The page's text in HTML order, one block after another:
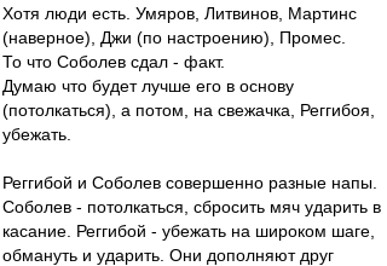
Хотя люди есть. Умяров, Литвинов, Мартинс
(наверное), Джи (по настроению), Промес.
То что Соболев сдал - факт.
Думаю что будет лучше его в основу
(потолкаться), а потом, на свежачка, Реггибоя,
убежать.
Реггибой и Соболев совершенно разные напы.
Соболев - потолкаться, сбросить мяч ударить в
касание. Реггибой - убежать на широком шаге,
обмануть и ударить. Они дополняют друг